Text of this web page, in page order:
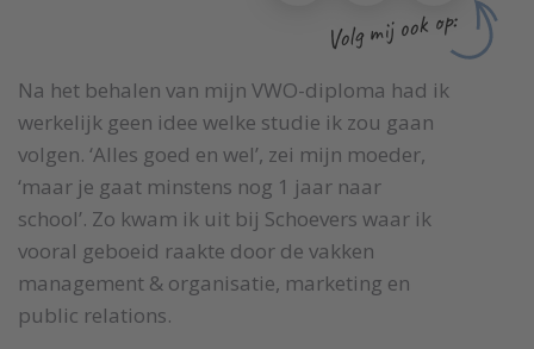
Volg mij ook op:
Na het behalen van mijn VWO-diploma had ik
werkelijk geen idee welke studie ik zou gaan
volgen. ‘Alles goed en wel’, zei mijn moeder,
‘maar je gaat minstens nog 1 jaar naar
school’. Zo kwam ik uit bij Schoevers waar ik
vooral geboeid raakte door de vakken
management & organisatie, marketing en
public relations.